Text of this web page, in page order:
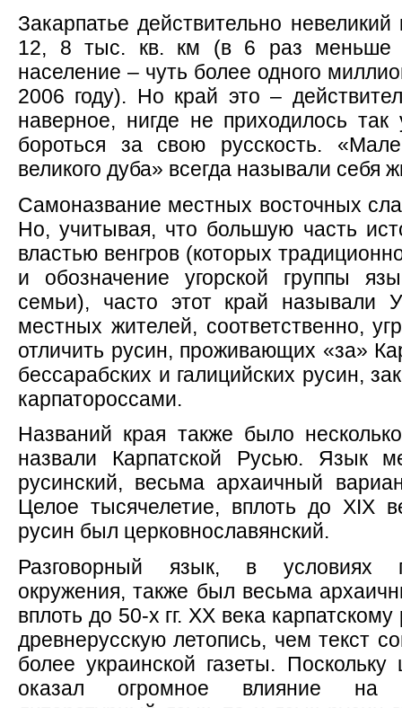
Закарпатье действительно
12, 8 тыс. кв. км (в 6 раз меньше
население – чуть более одного
2006 году). Но край это –
наверное, нигде не приходилось
бороться за свою русскость.
великого дуба» всегда называли себя
Самоназвание местных восточных
Но, учитывая, что большую часть
властью венгров (которых
и обозначение угорской группы
семьи), часто этот край называли
местных жителей, соответственно,
отличить русин, проживающих «за»
бессарабских и галицийских русин,
карпатороссами.
Названий края также было
назвали Карпатской Русью. Язык
русинский, весьма архаичный
Целое тысячелетие, вплоть до XIX
русин был церковнославянский.
Разговорный язык, в условиях
окружения, также был весьма
вплоть до 50-х гг. XX века
древнерусскую летопись, чем текст
более украинской газеты. Поскольку
оказал огромное влияние на